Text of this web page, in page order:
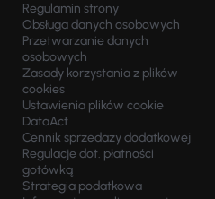
Regulamin strony
Obsługa danych osobowych
Przetwarzanie danych
osobowych
Zasady korzystania z plików
cookies
Ustawienia plików cookie
DataAct
Cennik sprzedaży dodatkowej
Regulacje dot. płatności
gotówką
Strategia podatkowa